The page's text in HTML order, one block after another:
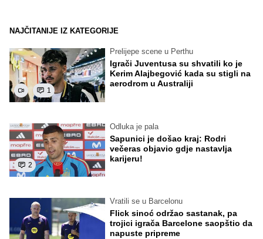
NAJČITANIJE IZ KATEGORIJE
1
Prelijepe scene u Perthu
Igrači Juventusa su shvatili ko je
Kerim Alajbegović kada su stigli na
aerodrom u Australiji
2
Odluka je pala
Sapunici je došao kraj: Rodri
večeras objavio gdje nastavlja
karijeru!
Vratili se u Barcelonu
Flick sinoć održao sastanak, pa
trojici igrača Barcelone saopštio da
napuste pripreme